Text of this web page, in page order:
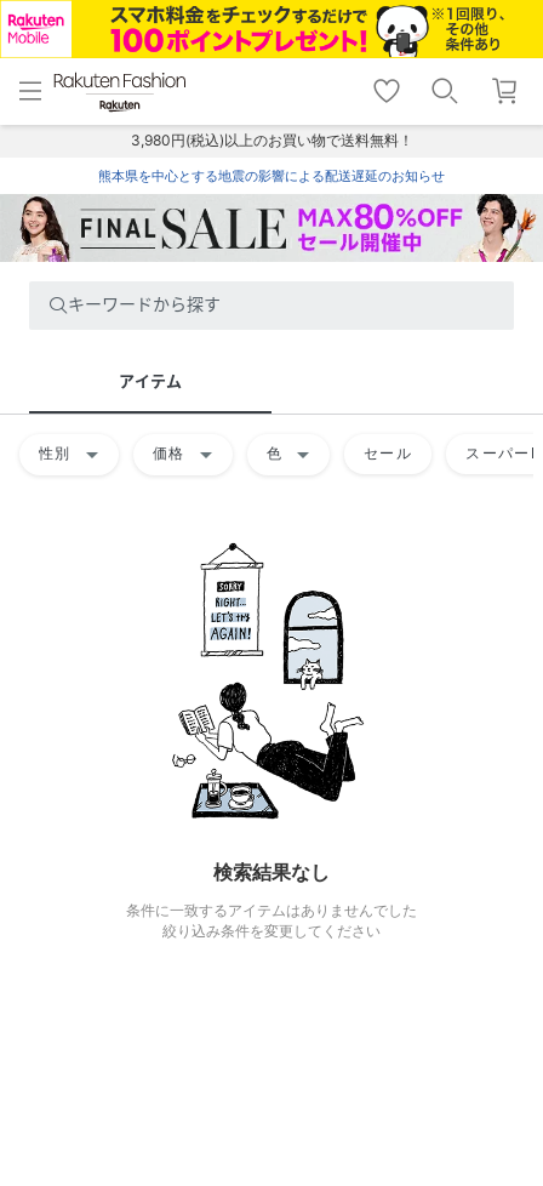
menu home
トップ
shopping_cart lock_outline
ログイン
3,980円(税込)以上のお買い物で送料無料！
熊本県を中心とする地震の影響による配送遅延のお知らせ
キーワードから探す
アイテム
性別 arrow_drop_down 価格 arrow_drop_down 色 arrow_drop_down セール スーパー
検索結果なし
条件に一致するアイテムはありませんでした
絞り込み条件を変更してください